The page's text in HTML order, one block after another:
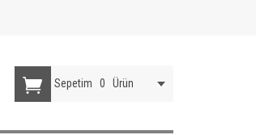
Sepetim 0 Ürün